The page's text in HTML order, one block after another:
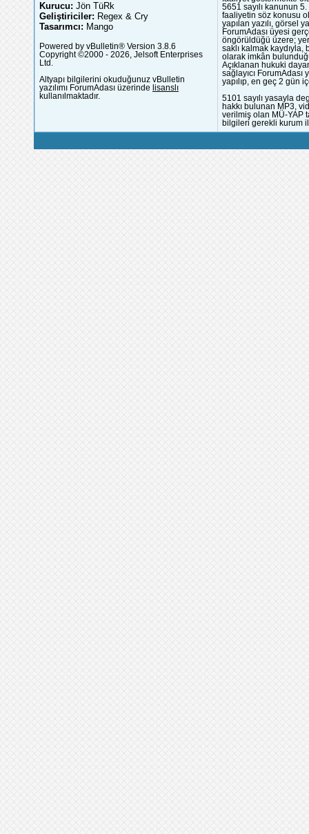
Kurucu: Jön TüRk
Geliştiriciler: Regex & Cry
Tasarımcı: Mango
Powered by vBulletin® Version 3.8.6
Copyright ©2000 - 2026, Jelsoft Enterprises
Ltd.
Altyapı bilgilerini okuduğunuz vBulletin
yazılımı ForumAdası üzerinde lisanslı
kullanılmaktadır.
5651 sayılı kanunun
faaliyetin söz konusu
yapılan yazılı, görsel
ForumAdası üyesi
öngörüldüğü üzere;
saklı kalmak
olarak imkân
Açıklanan hukuki
sağlayıcı
yapılıp, en geç 2 gün
5101 sayılı yasayla
hakkı bulunan MP3,
verilmiş olan MÜ-YAP
bilgileri gerekli kurum